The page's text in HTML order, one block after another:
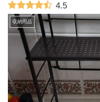
4.5
収納用品